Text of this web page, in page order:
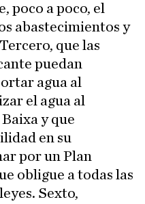
poco a poco, el
abastecimientos y
que las
puedan
agua al
el agua al
y que
en su
por un Plan
obligue a todas las
Sexto,